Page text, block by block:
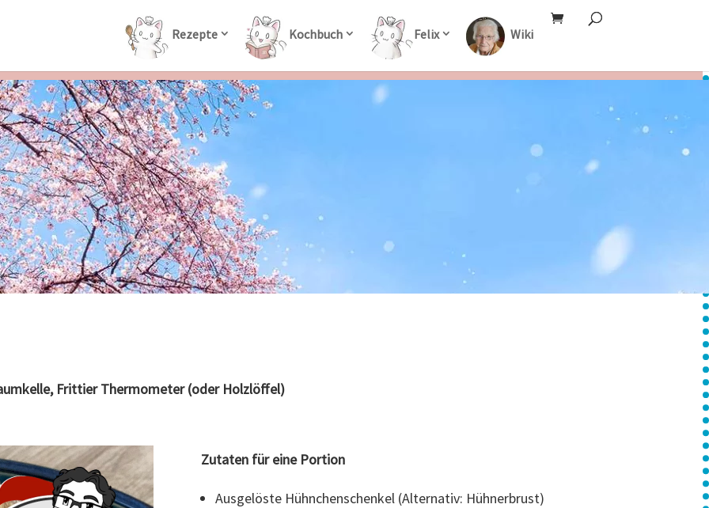
Rezepte Kochbuch Felix Wiki
Frittier Thermometer (oder Holzlöffel)
Zutaten für eine Portion
Ausgelöste Hühnchenschenkel (Alternativ: Hühnerbrust)